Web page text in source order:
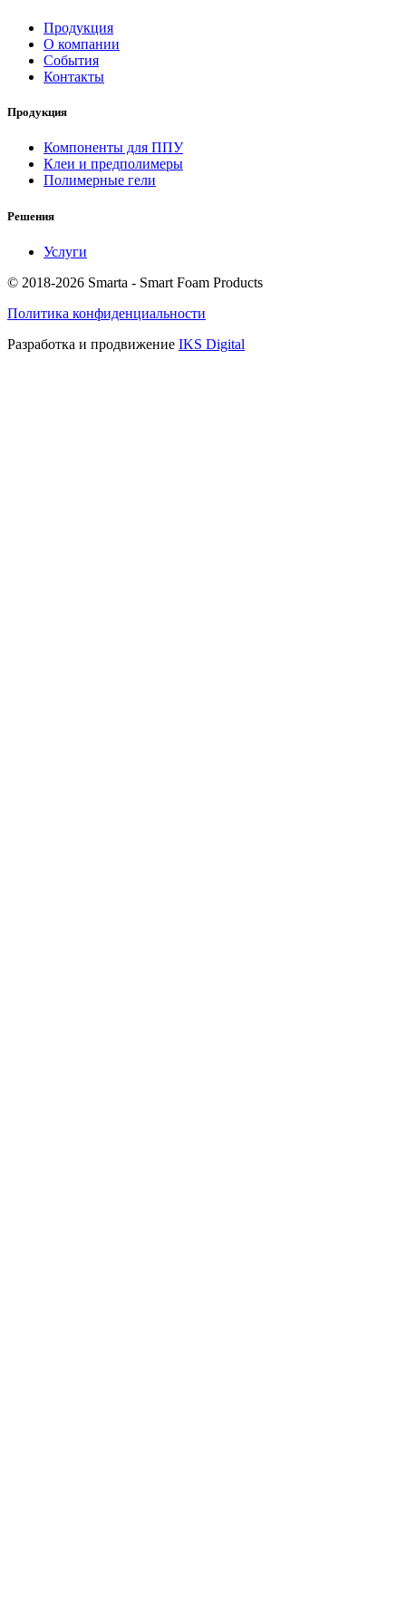
Продукция
О компании
События
Контакты
Продукция
Компоненты для ППУ
Клеи и предполимеры
Полимерные гели
Решения
Услуги
© 2018-2026 Smarta - Smart Foam Products
Политика конфиденциальности
Разработка и продвижение IKS Digital